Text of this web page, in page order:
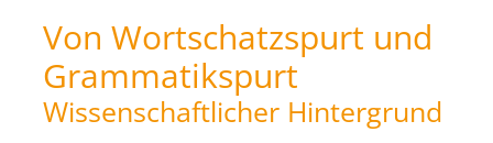
Von Wortschatzspurt und
Grammatikspurt
Wissenschaftlicher Hintergrund